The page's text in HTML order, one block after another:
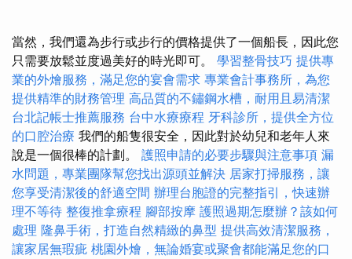
當然，我們還為步行或步行的價格提供了一個船長，因此您
只需要放鬆並度過美好的時光即可。 學習整骨技巧 提供專
業的外燴服務，滿足您的宴會需求 專業會計事務所，為您
提供精準的財務管理 高品質的不鏽鋼水槽，耐用且易清潔
台北記帳士推薦服務 台中水療療程 牙科診所，提供全方位
的口腔治療 我們的船隻很安全，因此對於幼兒和老年人來
說是一個很棒的計劃。 護照申請的必要步驟與注意事項 漏
水問題，專業團隊幫您找出源頭並解決 居家打掃服務，讓
您享受清潔後的舒適空間 辦理台胞證的完整指引，快速辦
理不等待 整復推拿療程 腳部按摩 護照過期怎麼辦？該如何
處理 隆鼻手術，打造自然精緻的鼻型 提供高效清潔服務，
讓家居無瑕疵 桃園外燴，無論婚宴或聚會都能滿足您的口